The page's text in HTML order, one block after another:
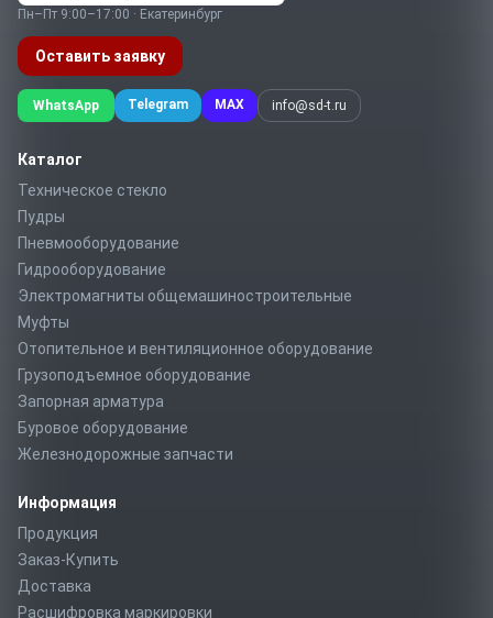
Пн–Пт 9:00–17:00 · Екатеринбург
Оставить заявку
WhatsApp Telegram MAX info@sd-t.ru
Каталог
Техническое стекло
Пудры
Пневмооборудование
Гидрооборудование
Электромагниты общемашиностроительные
Муфты
Отопительное и вентиляционное оборудование
Грузоподъемное оборудование
Запорная арматура
Буровое оборудование
Железнодорожные запчасти
Информация
Продукция
Заказ-Купить
Доставка
Расшифровка маркировки